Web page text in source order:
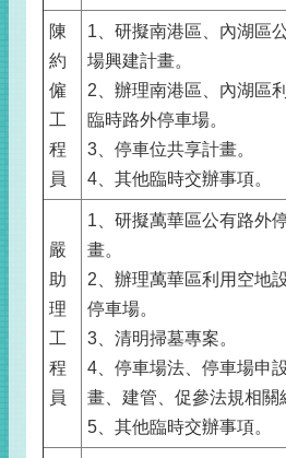
陳
約
僱
工
程
員
1、研擬南港區、內湖區
場興建計畫。
2、辦理南港區、內湖區
臨時路外停車場。
3、停車位共享計畫。
4、其他臨時交辦事項。
嚴
助
理
工
程
員
1、研擬萬華區公有路外
畫。
2、辦理萬華區利用空地
停車場。
3、清明掃墓專案。
4、停車場法、停車場申
畫、建管、促參法規相關
5、其他臨時交辦事項。